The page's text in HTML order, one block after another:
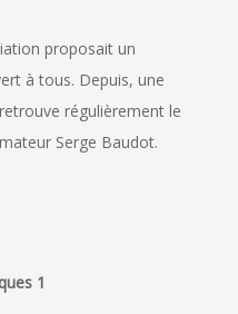
proposait un
à tous. Depuis, une
régulièrement le
Serge Baudot.
1